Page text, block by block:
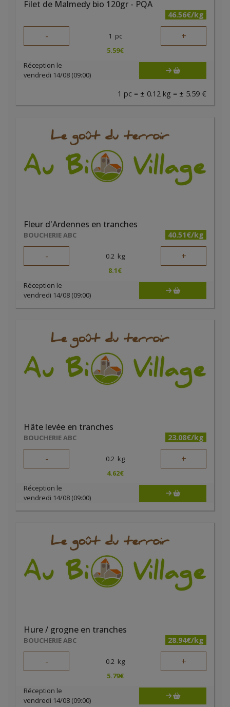
Filet de Malmedy bio 120gr - PQA
46.56€/kg
- 1 pc +
5.59€
Réception le
vendredi 14/08 (09:00)
1 pc = ± 0.12 kg = ± 5.59 €
Fleur d'Ardennes en tranches
BOUCHERIE ABC 40.51€/kg
- 0.2 kg +
8.1€
Réception le
vendredi 14/08 (09:00)
Hâte levée en tranches
BOUCHERIE ABC 23.08€/kg
- 0.2 kg +
4.62€
Réception le
vendredi 14/08 (09:00)
Hure / grogne en tranches
BOUCHERIE ABC 28.94€/kg
- 0.2 kg +
5.79€
Réception le
vendredi 14/08 (09:00)